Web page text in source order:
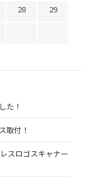
28
29
た！
取付！
スロゴスキャナー